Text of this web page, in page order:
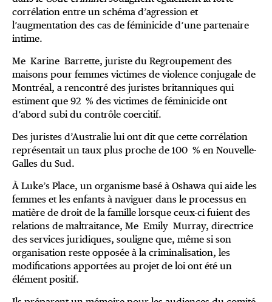
corrélation entre un schéma d’agression et
l’augmentation des cas de féminicide d’une partenaire
intime.
Me Karine Barrette, juriste du Regroupement des
maisons pour femmes victimes de violence conjugale de
Montréal, a rencontré des juristes britanniques qui
estiment que 92 % des victimes de féminicide ont
d’abord subi du contrôle coercitif.
Des juristes d’Australie lui ont dit que cette corrélation
représentait un taux plus proche de 100 % en Nouvelle-
Galles du Sud.
À Luke’s Place, un organisme basé à Oshawa qui aide les
femmes et les enfants à naviguer dans le processus en
matière de droit de la famille lorsque ceux-ci fuient des
relations de maltraitance, Me Emily Murray, directrice
des services juridiques, souligne que, même si son
organisation reste opposée à la criminalisation, les
modifications apportées au projet de loi ont été un
élément positif.